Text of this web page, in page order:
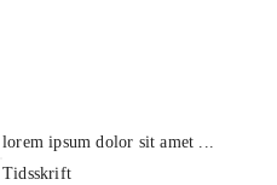
lorem ipsum dolor sit amet ...
Tidsskrift